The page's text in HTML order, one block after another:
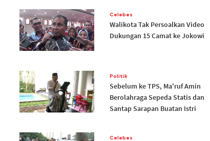
Celebes
Walikota Tak Persoalkan Video
Dukungan 15 Camat ke Jokowi
Politik
Sebelum ke TPS, Ma'ruf Amin
Berolahraga Sepeda Statis dan
Santap Sarapan Buatan Istri
Celebes